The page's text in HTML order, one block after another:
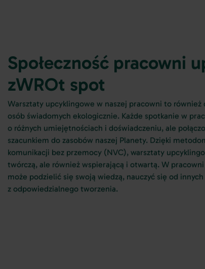
Społeczność pracowni
zWROt spot
Warsztaty upcyklingowe w naszej pracowni to również
osób świadomych ekologicznie. Każde spotkanie w
o różnych umiejętnościach i doświadczeniu, ale
szacunkiem do zasobów naszej Planety. Dzięki
komunikacji bez przemocy (NVC), warsztaty
twórczą, ale również wspierającą i otwartą. W
może podzielić się swoją wiedzą, nauczyć się od
z odpowiedzialnego tworzenia.